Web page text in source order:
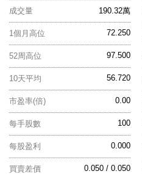
190.32萬
成交量
72.250
1個月高位
97.500
52周高位
56.720
10天平均
0.00
市盈率(倍)
100
每手股數
0.000
每股盈利
0.050 / 0.050
買賣差價